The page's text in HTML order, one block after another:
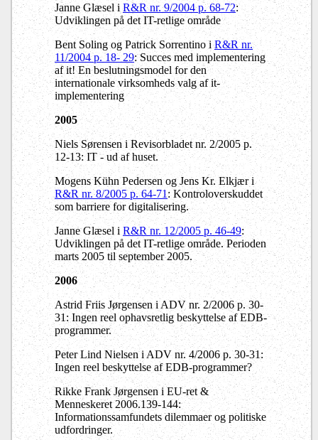
Janne Glæsel i R&R nr. 9/2004 p. 68-72:
Udviklingen på det IT-retlige område
Bent Soling og Patrick Sorrentino iR&R nr.
11/2004 p. 18- 29: Succes med implementering
af it! En beslutningsmodel for den
internationale virksomheds valg af it-
implementering
2005
Niels Sørensen i Revisorbladet nr. 2/2005 p.
12-13: IT - ud af huset.
Mogens Kühn Pedersen og Jens Kr. Elkjær i
R&R nr. 8/2005 p. 64-71: Kontroloverskuddet
som barriere for digitalisering.
Janne Glæsel i R&R nr. 12/2005 p. 46-49:
Udviklingen på det IT-retlige område. Perioden
marts 2005 til september 2005.
2006
Astrid Friis Jørgensen i ADV nr. 2/2006 p. 30-
31: Ingen reel ophavsretlig beskyttelse af EDB-
programmer.
Peter Lind Nielsen i ADV nr. 4/2006 p. 30-31:
Ingen reel beskyttelse af EDB-programmer?
Rikke Frank Jørgensen i EU-ret &
Menneskeret 2006.139-144:
Informationssamfundets dilemmaer og politiske
udfordringer.